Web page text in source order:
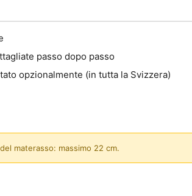
passo dopo passo
opzionalmente (in tutta la Svizzera)
materasso: massimo 22 cm.